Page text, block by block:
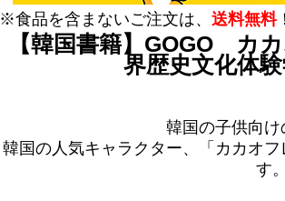
※食品を含まないご注文は、 送料無料
【韓国書籍】GOGO カ
界歴史文化体
韓国の子供向
韓国の人気キャラクター、「カカオ
す